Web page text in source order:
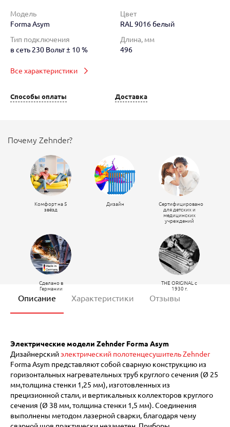
Модель
Forma Asym
Цвет
RAL 9016 белый
Тип подключения
в сеть 230 Вольт ± 10 %
Длина, мм
496
Все характеристики
Способы оплаты Доставка
Почему Zehnder?
Комфорт на 5
звёзд
Дизайн
Сертифицировано
для детских и
медицинских
учреждений
Сделано в
Германии
THE ORIGINAL c
1930 г.
Описание Характеристики Отзывы
Электрические модели Zehnder Forma Asym
Дизайнерскийэлектрический полотенцесушитель Zehnder
Forma Asym представляют собой сварную конструкцию из
горизонтальных нагревательных труб круглого сечения (Ø 25
мм,толщина стенки 1,25 мм), изготовленных из
прецизионной стали, и вертикальных коллекторов круглого
сечения (Ø 38 мм, толщина стенки 1,5 мм). Соединения
выполнены методом лазерной сварки, благодаря чему